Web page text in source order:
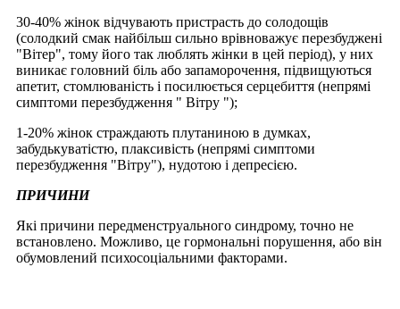
30-40% жінок відчувають пристрасть до солодощів
(солодкий смак найбільш сильно врівноважує перезбуджені
"Вітер", тому його так люблять жінки в цей період), у них
виникає головний біль або запаморочення, підвищуються
апетит, стомлюваність і посилюється серцебиття (непрямі
симптоми перезбудження " Вітру ");
1-20% жінок страждають плутаниною в думках,
забудькуватістю, плаксивість (непрямі симптоми
перезбудження "Вітру"), нудотою і депресією.
ПРИЧИНИ
Які причини передменструального синдрому, точно не
встановлено. Можливо, це гормональні порушення, або він
обумовлений психосоціальними факторами.